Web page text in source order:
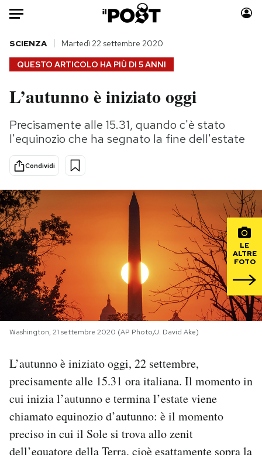
Auto
HOME
Italia
Politica
Internet
Cultura
Economia
Sport
Moda
Consumismi
Altrecose
Mondiali calcio 2026
PODCAST
NEWSLETTER
I MIEI PREFERITI
SHOP
CALENDARIO
QUESTO ARTICOLO HA PIÙ DI 5 ANNI
SCIENZA Martedì 22 settembre 2020
L’autunno è iniziato oggi
Precisamente alle 15.31, quando c'è stato
l'equinozio che ha segnato la fine dell'estate
Condividi
LE
ALTRE
FOTO
Washington, 21 settembre 2020 (AP Photo/J. David Ake)
L’autunno è iniziato oggi, 22 settembre,
precisamente alle 15.31 ora italiana. Il momento in
cui inizia l’autunno e termina l’estate viene
chiamato equinozio d’autunno: è il momento
preciso in cui il Sole si trova allo zenit
dell’equatore della Terra, cioè esattamente sopra la